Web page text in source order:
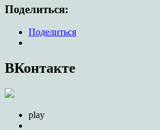
Поделиться:
Поделиться
ВКонтакте
play